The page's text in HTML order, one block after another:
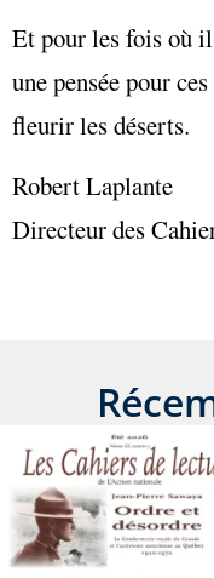
Et pour les fois où
une pensée pour
fleurir les déserts.
Robert Laplante
Directeur des